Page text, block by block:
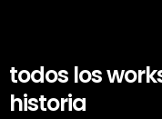
todos los
historia